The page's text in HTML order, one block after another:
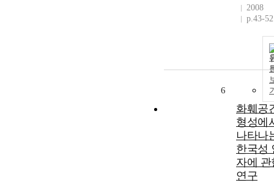
2008
p.43-52
6
화훼공
형성에
나타나
한국성
자에 관
연구